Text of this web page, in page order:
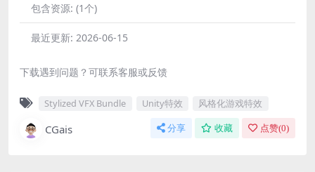
包含资源: (1个)
最近更新: 2026-06-15
下载遇到问题？可联系客服或反馈
Stylized VFX Bundle Unity特效 风格化游戏特效
CGais 分享 收藏 点赞(0)